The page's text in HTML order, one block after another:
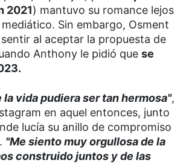
2021) mantuvo su romance lejos
Sin embargo, Osment
al aceptar la propuesta de
Anthony le pidió que se
la vida pudiera ser tan hermosa",
en aquel entonces, junto
lucía su anillo de compromiso
"Me siento muy orgullosa de la
construido juntos y de las